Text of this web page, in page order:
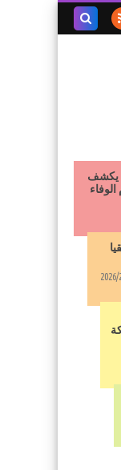
يكشف
أبطال أفريقيا 2026/2027
بمشاركة